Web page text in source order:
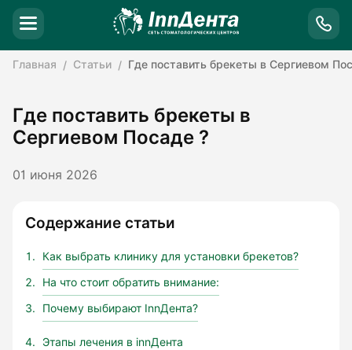
Главная Статьи Где поставить брекеты в Сергиевом
Где поставить брекеты в
Сергиевом Посаде ?
01 июня 2026
Содержание статьи
Как выбрать клинику для установки брекетов?
На что стоит обратить внимание:
Почему выбирают InnДента?
Этапы лечения в innДента